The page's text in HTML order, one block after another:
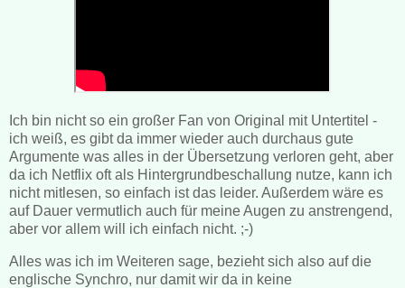
Ich bin nicht so ein großer Fan von Original mit Untertitel -
ich weiß, es gibt da immer wieder auch durchaus gute
Argumente was alles in der Übersetzung verloren geht, aber
da ich Netflix oft als Hintergrundbeschallung nutze, kann ich
nicht mitlesen, so einfach ist das leider. Außerdem wäre es
auf Dauer vermutlich auch für meine Augen zu anstrengend,
aber vor allem will ich einfach nicht. ;-)
Alles was ich im Weiteren sage, bezieht sich also auf die
englische Synchro, nur damit wir da in keine